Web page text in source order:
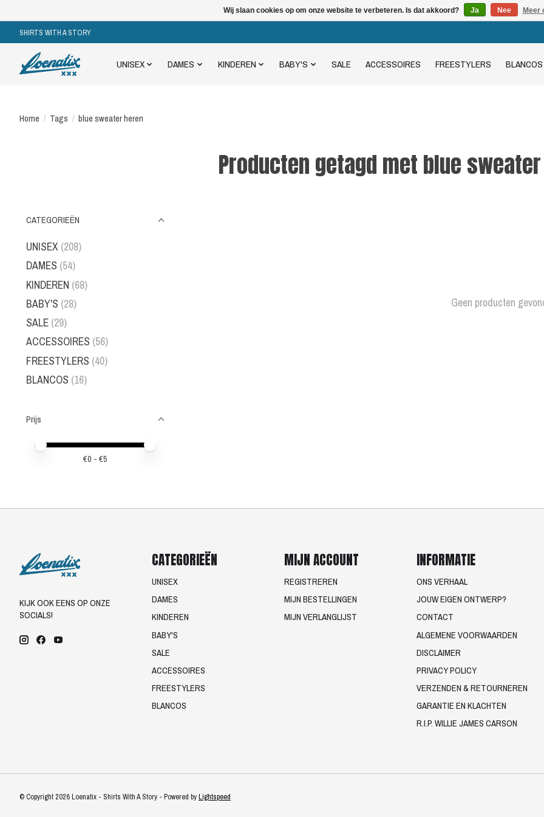
SHIRTS WITH A STORY
UNISEX DAMES KINDEREN BABY'S SALE ACCESSOIRES FREESTYLERS BLANCOS
Home / Tags / blue sweater heren
Producten getagd met blue
CATEGORIEËN
UNISEX (208)
DAMES (54)
KINDEREN (68)
BABY'S (28)
SALE (29)
ACCESSOIRES (56)
FREESTYLERS (40)
BLANCOS (16)
Prijs
Minimale prijswaarde
Price maximum value
€0 - €5
Geen producten
KIJK OOK EENS OP ONZE
SOCIALS!
CATEGORIEËN
UNISEX
DAMES
KINDEREN
BABY'S
SALE
ACCESSOIRES
FREESTYLERS
BLANCOS
MIJN ACCOUNT
REGISTREREN
MIJN BESTELLINGEN
MIJN VERLANGLIJST
INFORMATIE
ONS VERHAAL
JOUW EIGEN ONTWERP?
CONTACT
ALGEMENE VOORWAARDEN
DISCLAIMER
PRIVACY POLICY
VERZENDEN & RETOURNEREN
GARANTIE EN KLACHTEN
R.I.P. WILLIE JAMES CARSON
© Copyright 2026 Loenatix - Shirts With A Story - Powered byLightspeed
Wij slaan cookies op om onze website te verbeteren. Is dat akkoord? Ja Nee Meer